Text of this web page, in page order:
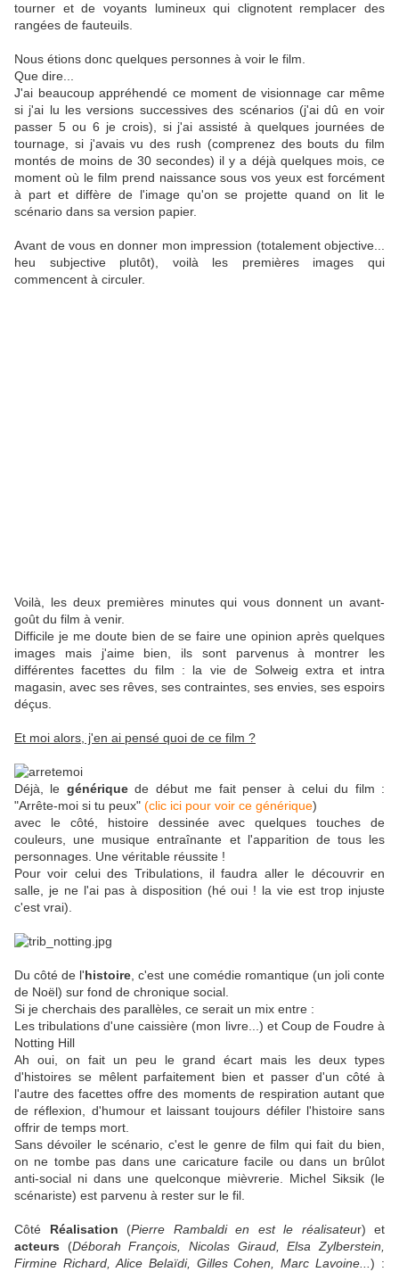
tourner et de voyants lumineux qui clignotent remplacer des
rangées de fauteuils.
Nous étions donc quelques personnes à voir le film.
Que dire...
J'ai beaucoup appréhendé ce moment de visionnage car même
si j'ai lu les versions successives des scénarios (j'ai dû en voir
passer 5 ou 6 je crois), si j'ai assisté à quelques journées de
tournage, si j'avais vu des rush (comprenez des bouts du film
montés de moins de 30 secondes) il y a déjà quelques mois, ce
moment où le film prend naissance sous vos yeux est forcément
à part et diffère de l'image qu'on se projette quand on lit le
scénario dans sa version papier.
Avant de vous en donner mon impression (totalement objective...
heu subjective plutôt), voilà les premières images qui
commencent à circuler.
Voilà, les deux premières minutes qui vous donnent un avant-
goût du film à venir.
Difficile je me doute bien de se faire une opinion après quelques
images mais j'aime bien, ils sont parvenus à montrer les
différentes facettes du film : la vie de Solweig extra et intra
magasin, avec ses rêves, ses contraintes, ses envies, ses espoirs
déçus.
Et moi alors, j'en ai pensé quoi de ce film ?
Déjà, le génériquede début me fait penser à celui du film :
"Arrête-moi si tu peux" (clic ici pour voir ce générique)
avec le côté, histoire dessinée avec quelques touches de
couleurs, une musique entraînante et l'apparition de tous les
personnages. Une véritable réussite !
Pour voir celui des Tribulations, il faudra aller le découvrir en
salle, je ne l'ai pas à disposition (hé oui ! la vie est trop injuste
c'est vrai).
Du côté de l'histoire , c'est une comédie romantique (un joli conte
de Noël) sur fond de chronique social.
Si je cherchais des parallèles, ce serait un mix entre :
Les tribulations d'une caissière (mon livre...) et Coup de Foudre à
Notting Hill
Ah oui, on fait un peu le grand écart mais les deux types
d'histoires se mêlent parfaitement bien et passer d'un côté à
l'autre des facettes offre des moments de respiration autant que
de réflexion, d'humour et laissant toujours défiler l'histoire sans
offrir de temps mort.
Sans dévoiler le scénario, c'est le genre de film qui fait du bien,
on ne tombe pas dans une caricature facile ou dans un brûlot
anti-social ni dans une quelconque mièvrerie. Michel Siksik (le
scénariste) est parvenu à rester sur le fil.
Côté Réalisation (Pierre Rambaldi en est le réalisateur) et
acteurs (Déborah François, Nicolas Giraud, Elsa Zylberstein,
Firmine Richard, Alice Belaïdi, Gilles Cohen, Marc Lavoine...) :